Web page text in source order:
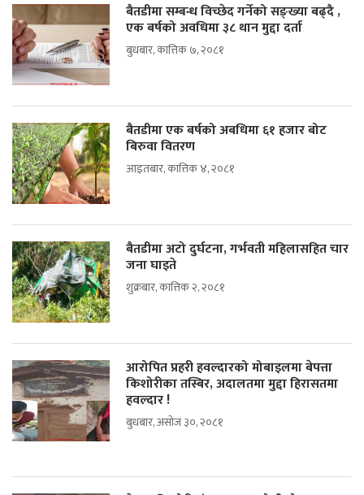
बैतडीमा सम्बन्ध विच्छेद गर्नेको सङ्ख्या बढ्दै ,
एक बर्षको अवधिमा ३८ थान मुद्दा दर्ता
बुधबार, कात्तिक ७, २०८१
बैतडीमा एक बर्षको अबधिमा ६१ हजार बोट
बिरुवा वितरण
आइतबार, कात्तिक ४, २०८१
बैतडीमा अटो दुर्घटना, गर्भवती महिलासहित चार
जना घाइते
शुक्रबार, कात्तिक २, २०८१
आरोपित प्रहरी हवल्दारको मोबाइलमा बेपत्ता
किशोरीका तस्बिर, अदालतमा मुद्दा हिरासतमा
हवल्दार !
बुधबार, असोज ३०, २०८१